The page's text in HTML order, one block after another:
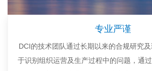
专业严谨
DCI的技术团队通过长期以来的合规研究
于识别组织运营及生产过程中的问题，通